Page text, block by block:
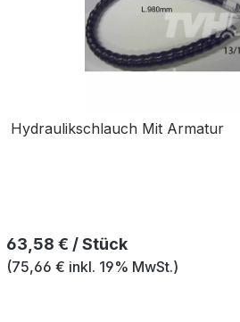
Hydraulikschlauch Mit Armatur
Regulärer Preis:
63,58 € / Stück
(75,66 € inkl. 19% MwSt.)